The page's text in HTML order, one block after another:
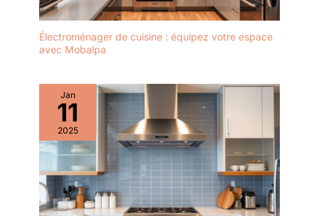
Électroménager de cuisine : équipez votre espace
avec Mobalpa
Jan
11
2025